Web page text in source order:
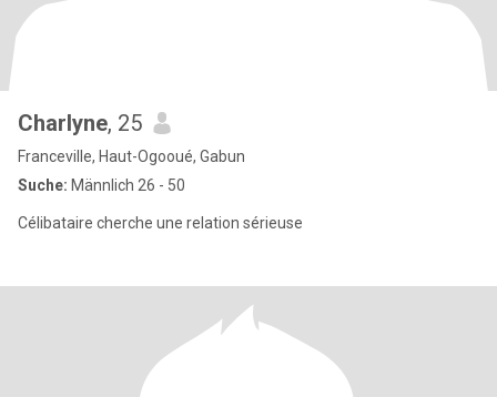
Charlyne, 25
Franceville, Haut-Ogooué, Gabun
Suche: Männlich 26 - 50
Célibataire cherche une relation sérieuse